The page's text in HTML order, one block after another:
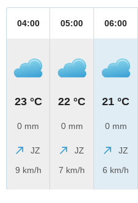
04:00
23 °C
0 mm
JZ
9 km/h
05:00
22 °C
0 mm
JZ
7 km/h
06:00
21 °C
0 mm
JZ
6 km/h